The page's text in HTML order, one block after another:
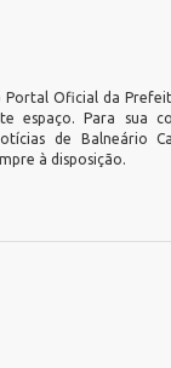
Portal Oficial da
espaço. Para sua
de Balneário
à disposição.